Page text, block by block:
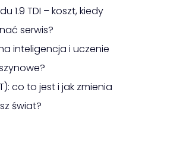
1.9 TDI – koszt, kiedy
serwis?
inteligencja i uczenie
co to jest i jak zmienia
świat?